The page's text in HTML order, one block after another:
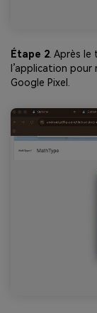
Étape 2 . Après
l’application
Google Pixel.